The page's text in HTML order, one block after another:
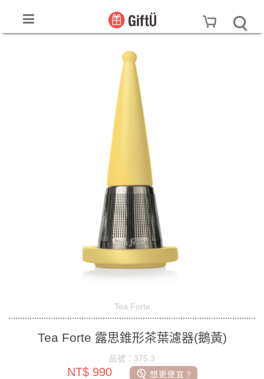
Tea Forte
Tea Forte 露思錐形茶葉濾器(鵝黃)
品號：375.3
NT$ 990